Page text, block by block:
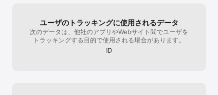
ができます。
▼公式サイト▼
https://mafia.phantixgames.com/ja/
【最適化及び調整】
1.組織の最適化：組織スケジュールにシステム時間の表示
が追加されました。
2.外観画面の最適化：チャット外観のフィルタに「バフ効
ユーザのトラッキングに使用されるデータ
次のデータは、他社のアプリやWebサイト間でユーザを
トラッキングする目的で使用される場合があります。
ID